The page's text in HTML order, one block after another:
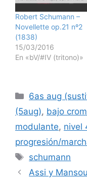
Robert Schumann –
Novellette op.21 nº2
(1838)
15/03/2016
En «bV/#IV (tritono)»
Categorías
6as aug
(5aug), bajo
modulante, nivel
progresión/
Etiquetas
schumann
Assi y